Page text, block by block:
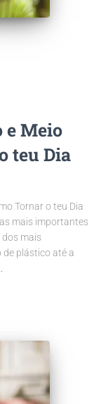
e Meio
teu Dia
Tornar o teu Dia
mais importantes
dos mais
de plástico até a